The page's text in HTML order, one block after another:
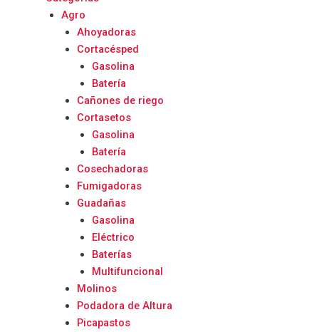
Agro
Ahoyadoras
Cortacésped
Gasolina
Batería
Cañones de riego
Cortasetos
Gasolina
Batería
Cosechadoras
Fumigadoras
Guadañas
Gasolina
Eléctrico
Baterías
Multifuncional
Molinos
Podadora de Altura
Picapastos